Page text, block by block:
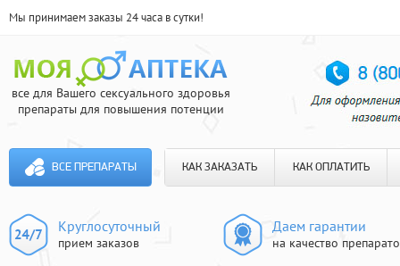
Мы принимаем заказы 24 часа в сутки!
все для Вашего сексуального здоровья
препараты для повышения потенции
ВСЕ ПРЕПАРАТЫ КАК ЗАКАЗАТЬ КАК ОПЛАТИТЬ
Круглосуточный
прием заказов
Даем гарантии
на качество